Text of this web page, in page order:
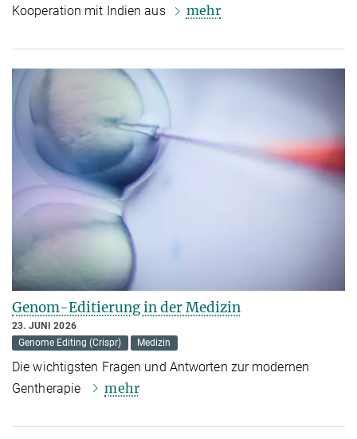
Kooperation mit Indien aus
mehr
Genom-Editierung in der Medizin
23. JUNI 2026
Genome Editing (Crispr)
Medizin
Die wichtigsten Fragen und Antworten zur modernen
Gentherapie
mehr